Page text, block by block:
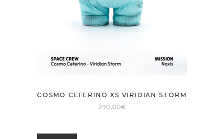
COSMO CEFERINO XS VIRIDIAN STORM
290,00€